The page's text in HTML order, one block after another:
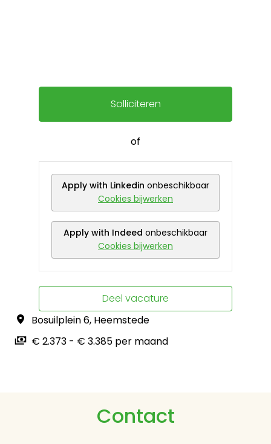
Solliciteren
of
Apply with Linkedin onbeschikbaar
Cookies bijwerken
Apply with Indeed onbeschikbaar
Cookies bijwerken
Deel vacature
Bosuilplein 6, Heemstede
€ 2.373 - € 3.385 per maand
Contact